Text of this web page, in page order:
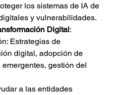
los sistemas de IA de
y vulnerabilidades.
Digital:
Estrategias de
digital, adopción de
gestión del
a las entidades